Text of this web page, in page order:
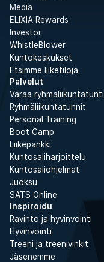
Media
ELIXIA Rewards
Investor
WhistleBlower
Kuntokeskukset
Etsimme liiketiloja
Palvelut
Varaa ryhmäliikuntatunti
Ryhmäliikuntatunnit
Personal Training
Boot Camp
Liikepankki
Kuntosaliharjoittelu
Kuntosaliohjelmat
Juoksu
SATS Online
Inspiroidu
Ravinto ja hyvinvointi
Hyvinvointi
Treeni ja treenivinkit
Jäsenemme